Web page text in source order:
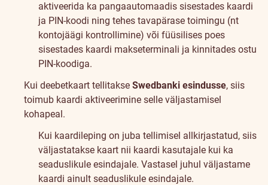
aktiveerida ka pangaautomaadis sisestades kaardi
ja PIN-koodi ning tehes tavapärase toimingu (nt
kontojäägi kontrollimine) või füüsilises poes
sisestades kaardi makseterminali ja kinnitades ostu
PIN-koodiga.
Kui deebetkaart tellitakse Swedbanki esindusse, siis
toimub kaardi aktiveerimine selle väljastamisel
kohapeal.
Kui kaardileping on juba tellimisel allkirjastatud, siis
väljastatakse kaart nii kaardi kasutajale kui ka
seaduslikule esindajale. Vastasel juhul väljastame
kaardi ainult seaduslikule esindajale.